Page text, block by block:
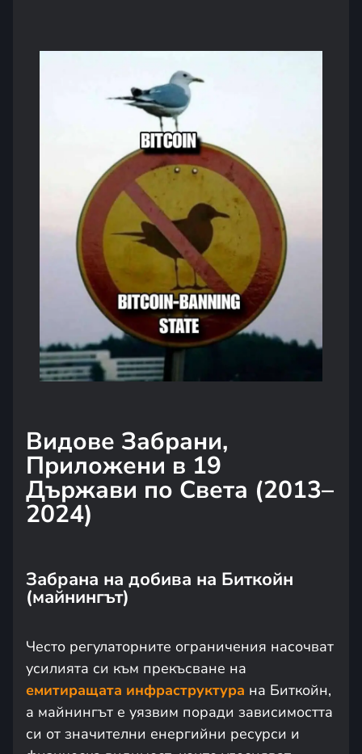
Видове Забрани,
Приложени в 19
Държави по Света (2013–
2024)
Забрана на добива на Биткойн
(майнингът)
Често регулаторните ограничения насочват
усилията си към прекъсване на
емитиращата инфраструктура на Биткойн,
а майнингът е уязвим поради зависимостта
си от значителни енергийни ресурси и